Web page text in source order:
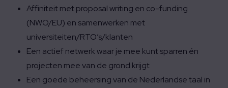
Affiniteit met proposal writing en co-funding
(NWO/EU) en samenwerken met
universiteiten/RTO’s/klanten
Een actief netwerk waar je mee kunt sparren én
projecten mee van de grond krijgt
Een goede beheersing van de Nederlandse taal in